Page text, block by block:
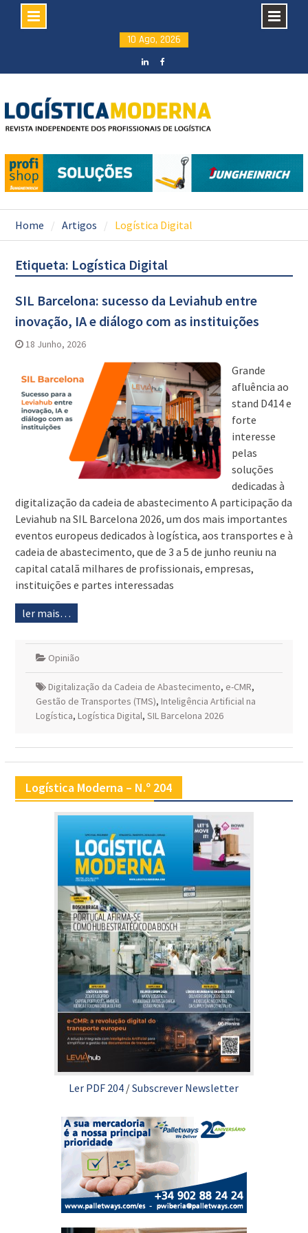
content
10 Ago, 2026
Home Artigos Logística Digital
Etiqueta: Logística Digital
SIL Barcelona: sucesso da Leviahub entre
inovação, IA e diálogo com as instituições
18 Junho, 2026
Grande
afluência ao
stand D414 e
forte
interesse
pelas
soluções
dedicadas à
digitalização da cadeia de abastecimento A participação da
Leviahub na SIL Barcelona 2026, um dos mais importantes
eventos europeus dedicados à logística, aos transportes e à
cadeia de abastecimento, que de 3 a 5 de junho reuniu na
capital catalã milhares de profissionais, empresas,
instituições e partes interessadas
ler mais…
Opinião
Digitalização da Cadeia de Abastecimento, e-CMR,
Gestão de Transportes (TMS), Inteligência Artificial na
Logística, Logística Digital, SIL Barcelona 2026
Logística Moderna – N.º 204
Ler PDF 204 /Subscrever Newsletter